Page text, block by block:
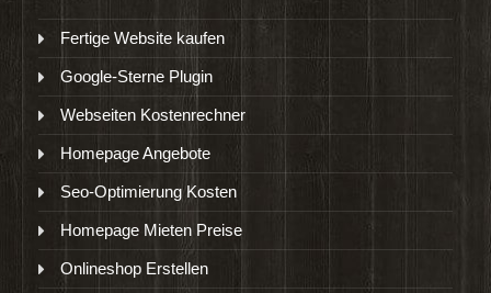
Fertige Website kaufen
Google-Sterne Plugin
Webseiten Kostenrechner
Homepage Angebote
Seo-Optimierung Kosten
Homepage Mieten Preise
Onlineshop Erstellen